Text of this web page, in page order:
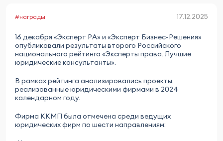
#награды 17.12.2025
16 декабря «Эксперт РА» и «Эксперт Бизнес-Решения»
опубликовали результаты второго Российского
национального рейтинга «Эксперты права. Лучшие
юридические консультанты».
В рамках рейтинга анализировались проекты,
реализованные юридическими фирмами в 2024
календарном году.
Фирма ККМП была отмечена среди ведущих
юридических фирм по шести направлениям: